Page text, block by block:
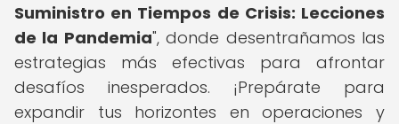
Suministro en Tiempos de Crisis: Lecciones
de la Pandemia", donde desentrañamos las
estrategias más efectivas para afrontar
desafíos inesperados. ¡Prepárate para
expandir tus horizontes en operaciones y